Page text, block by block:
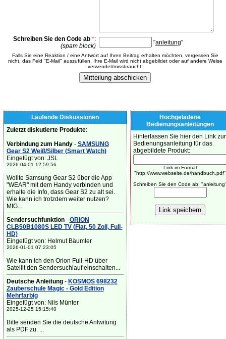
Schreiben Sie den Code ab *:
(spam block)
"anleitung"
Falls Sie eine Reaktion / eine Antwort auf Ihren Beitrag erhalten möchten, vergessen Sie
nicht, das Feld "E-Mail" auszufüllen. Ihre E-Mail wird nicht abgebildet oder auf andere Weise
verwendet/missbraucht.
Laufende Diskussionen
Zuletzt diskutierte Produkte:
Verbindung zum Handy- SAMSUNG
Gear S2 Weiß/Silber (Smart Watch)
Eingefügt von: JSL
2026-04-01 12:59:56
Wollte Samsung Gear S2 über die App
"WEAR" mit dem Handy verbinden und
erhalte die Info, dass Gear S2 zu alt sei.
Wie kann ich trotzdem weiter nutzen?
MfG...
Sendersuchfunktion- ORION
CLB50B1080S LED TV (Flat, 50 Zoll, Full-
HD)
Eingefügt von: Helmut Bäumler
2026-01-01 07:23:05
Wie kann ich den Orion Full-HD über
Satellit den Sendersuchlauf einschalten...
Deutsche Anleitung- KOSMOS 698232
Zauberschule Magic - Gold Edition
Mehrfarbig
Eingefügt von: Nils Münter
2025-12-25 15:15:40
Bitte senden Sie die deutsche Anlwitung
als PDF zu. ...
Hochgeladene
Bedienungsanleitungen
Hinterlassen Sie hier den Link zur
Bedienungsanleitung für das
abgebildete Produkt:
Link im Format
"http://www.webseite.de/handbuch.pdf"
Schreiben Sie den Code ab: